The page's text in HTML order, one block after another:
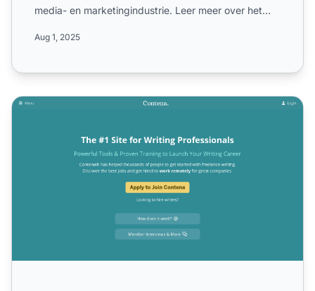
media- en marketingindustrie. Leer meer over het
Aug 1, 2025
Contena Affiliate Programma